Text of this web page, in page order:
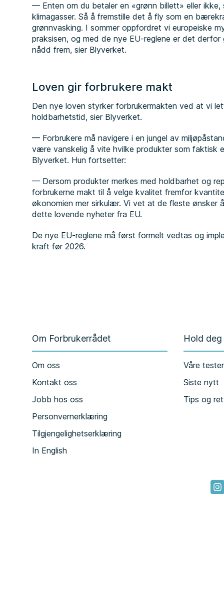
— Enten om du betaler en «grønn billett» eller
klimagasser. Så å fremstille det å fly som en
grønnvasking. I sommer oppfordret vi europeiske
praksisen, og med de nye EU-reglene er det
nådd frem, sier Blyverket.
Loven gir forbrukere makt
Den nye loven styrker forbrukermakten ved at vi
holdbarhetstid, sier Blyverket.
— Forbrukere må navigere i en jungel av
være vanskelig å vite hvilke produkter som faktisk
Blyverket. Hun fortsetter:
— Dersom produkter merkes med holdbarhet og
forbrukerne makt til å velge kvalitet fremfor
økonomien mer sirkulær. Vi vet at de fleste ønsker
dette lovende nyheter fra EU.
De nye EU-reglene må først formelt vedtas og
kraft før 2026.
Om Forbrukerrådet
Om oss
Kontakt oss
Jobb hos oss
Personvernerklæring
Tilgjengelighetserklæring
In English
Hold
Våre tester
Siste nytt
Tips og